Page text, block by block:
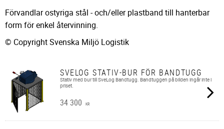
Förvandlar ostyriga stål - och/eller plastband till hanterbar
form för enkel återvinning.
© Copyright Svenska Miljö Logistik
SVELOG STATIV-BUR FÖR BANDTUGG
Stativ med bur till SveLog Bandtugg. Bandtuggen på bilden ingår inte i
priset.
34 300 KR